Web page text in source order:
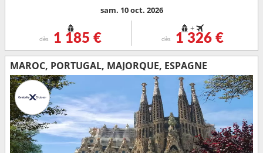
sam. 10 oct. 2026
dès 1 185 €
+
dès 1 326 €
MAROC, PORTUGAL, MAJORQUE, ESPAGNE